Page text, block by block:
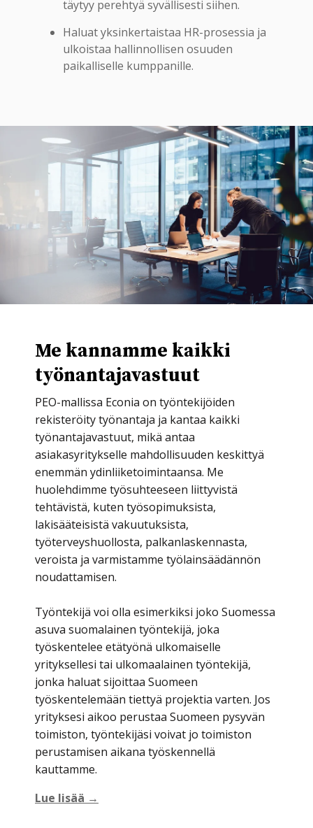
täytyy perehtyä syvällisesti siihen.
Haluat yksinkertaistaa HR-prosessia ja
ulkoistaa hallinnollisen osuuden
paikalliselle kumppanille.
Me kannamme kaikki
työnantajavastuut
PEO-mallissa Econia on työntekijöiden
rekisteröity työnantaja ja kantaa kaikki
työnantajavastuut, mikä antaa
asiakasyritykselle mahdollisuuden keskittyä
enemmän ydinliiketoimintaansa. Me
huolehdimme työsuhteeseen liittyvistä
tehtävistä, kuten työsopimuksista,
lakisääteisistä vakuutuksista,
työterveyshuollosta, palkanlaskennasta,
veroista ja varmistamme työlainsäädännön
noudattamisen.
Työntekijä voi olla esimerkiksi joko Suomessa
asuva suomalainen työntekijä, joka
työskentelee etätyönä ulkomaiselle
yrityksellesi tai ulkomaalainen työntekijä,
jonka haluat sijoittaa Suomeen
työskentelemään tiettyä projektia varten. Jos
yrityksesi aikoo perustaa Suomeen pysyvän
toimiston, työntekijäsi voivat jo toimiston
perustamisen aikana työskennellä
kauttamme.
Lue lisää →